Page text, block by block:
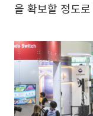
을 확보할 정도